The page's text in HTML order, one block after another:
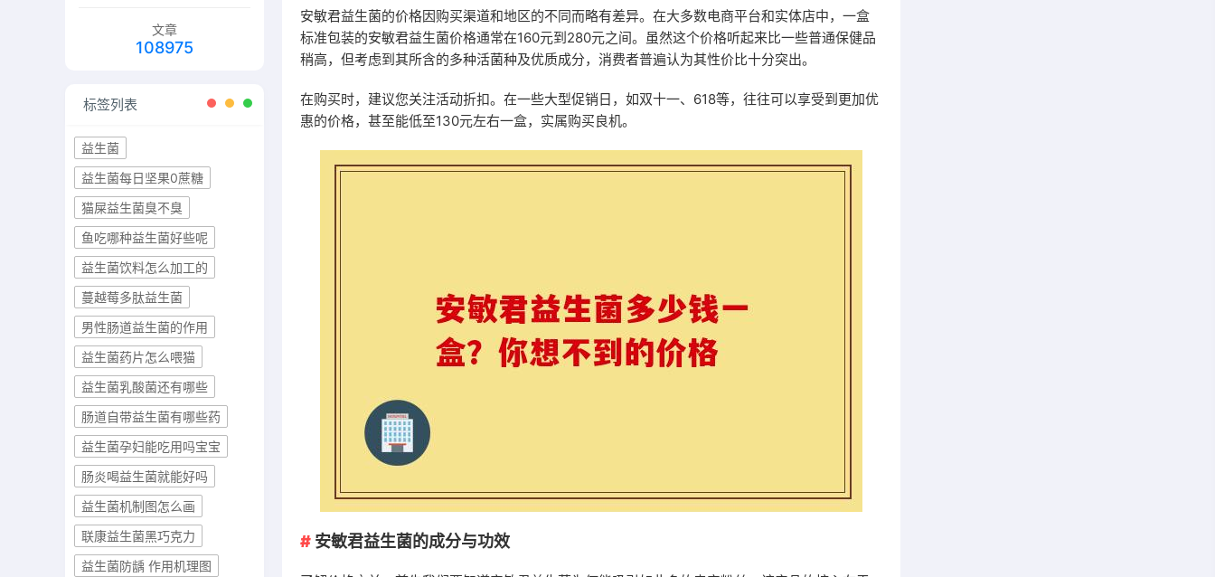
文章
108975
标签列表
益生菌
益生菌每日坚果0蔗糖
猫屎益生菌臭不臭
鱼吃哪种益生菌好些呢
益生菌饮料怎么加工的
蔓越莓多肽益生菌
男性肠道益生菌的作用
益生菌药片怎么喂猫
益生菌乳酸菌还有哪些
肠道自带益生菌有哪些药
益生菌孕妇能吃用吗宝宝
肠炎喝益生菌就能好吗
益生菌机制图怎么画
联康益生菌黑巧克力
益生菌防龋 作用机理图
安敏君益生菌的价格因购买渠道和地区的不同而略有差异。在大多数电商平台和实体店中，一盒
标准包装的安敏君益生菌价格通常在160元到280元之间。虽然这个价格听起来比一些普通保健品
稍高，但考虑到其所含的多种活菌种及优质成分，消费者普遍认为其性价比十分突出。
在购买时，建议您关注活动折扣。在一些大型促销日，如双十一、618等，往往可以享受到更加优
惠的价格，甚至能低至130元左右一盒，实属购买良机。
安敏君益生菌的成分与功效